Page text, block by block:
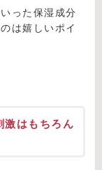
った保湿成分
は嬉しいポイ
激はもちろん